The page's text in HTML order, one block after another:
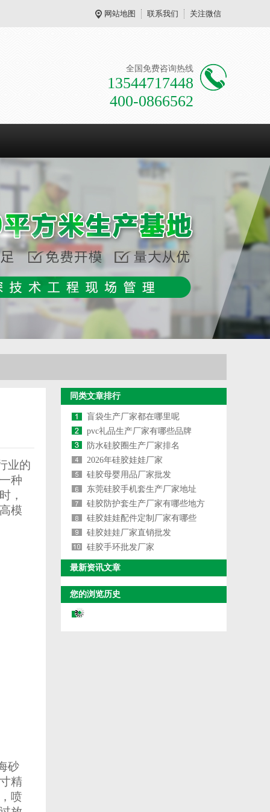
网站地图 联系我们 关注微信
全国免费咨询热线
13544717448
400-0866562
业的
种
，
模
砂
精
喷
同类文章排行
盲袋生产厂家都在哪里呢
pvc礼品生产厂家有哪些品牌
防水硅胶圈生产厂家排名
2026年硅胶娃娃厂家
硅胶母婴用品厂家批发
东莞硅胶手机套生产厂家地址
硅胶防护套生产厂家有哪些地方
硅胶娃娃配件定制厂家有哪些
硅胶娃娃厂家直销批发
硅胶手环批发厂家
最新资讯文章
您的浏览历史